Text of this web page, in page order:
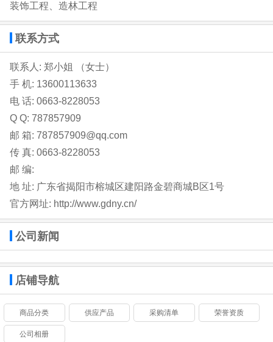
装饰工程、造林工程
联系方式
联系人: 郑小姐 （女士）
手 机: 13600113633
电 话: 0663-8228053
Q Q: 787857909
邮 箱: 787857909@qq.com
传 真: 0663-8228053
邮 编:
地 址: 广东省揭阳市榕城区建阳路金碧商城B区1号
官方网址: http://www.gdny.cn/
公司新闻
店铺导航
商品分类 供应产品 采购清单 荣誉资质
公司相册